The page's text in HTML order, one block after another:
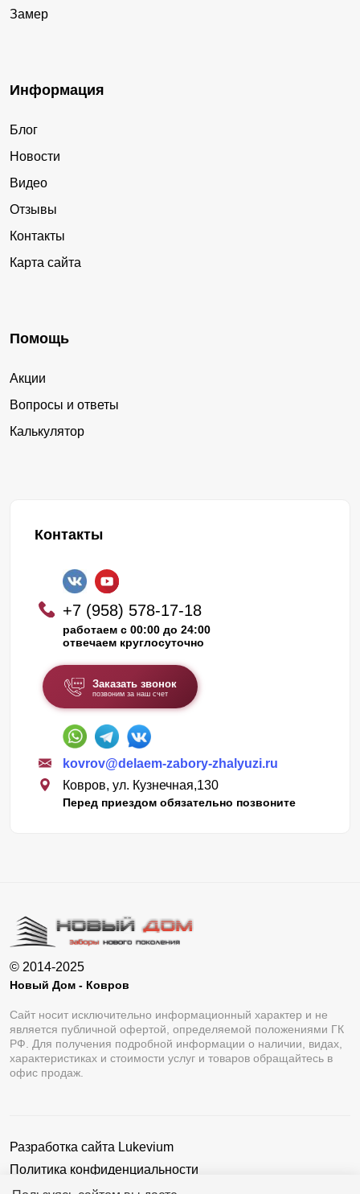
Замер
Информация
Блог
Новости
Видео
Отзывы
Контакты
Карта сайта
Помощь
Акции
Вопросы и ответы
Калькулятор
Контакты
+7 (958) 578-17-18
работаем с 00:00 до 24:00
отвечаем круглосуточно
Заказать звонок
позвоним за наш счет
kovrov@delaem-zabory-zhalyuzi.ru
Ковров, ул. Кузнечная,130
Перед приездом обязательно позвоните
© 2014-2025
Новый Дом - Ковров
Сайт носит исключительно информационный характер и не
является публичной офертой, определяемой положениями ГК
РФ. Для получения подробной информации о наличии, видах,
характеристиках и стоимости услуг и товаров обращайтесь в
офис продаж.
Разработка сайта Lukevium
Политика конфиденциальности
Пользовательское соглашение